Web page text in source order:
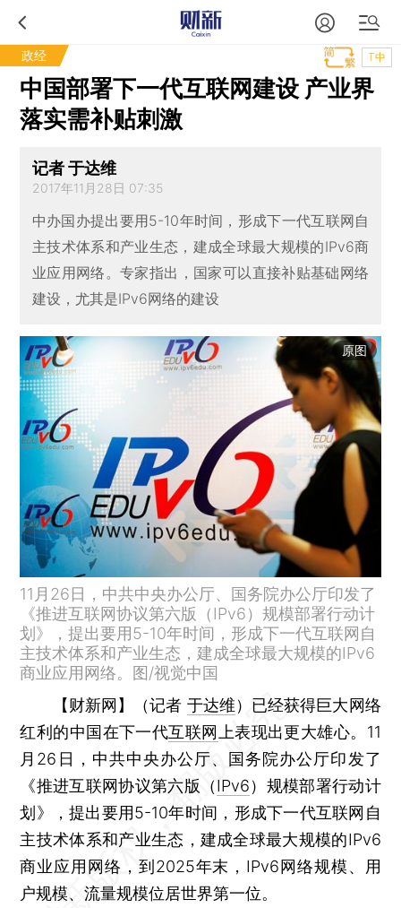
政经 T中
中国部署下一代互联网建设 产业界
落实需补贴刺激
记者 于达维
2017年11月28日 07:35
中办国办提出要用5-10年时间，形成下一代互联网自
主技术体系和产业生态，建成全球最大规模的IPv6商
业应用网络。专家指出，国家可以直接补贴基础网络
建设，尤其是IPv6网络的建设
原图
11月26日，中共中央办公厅、国务院办公厅印发了
《推进互联网协议第六版（IPv6）规模部署行动计
划》，提出要用5-10年时间，形成下一代互联网自
主技术体系和产业生态，建成全球最大规模的IPv6
商业应用网络。图/视觉中国
【财新网】（记者 于达维） 已经获得巨大网络
红利的中国在下一代互联网 上表现出更大雄心。11
月26日，中共中央办公厅、国务院办公厅印发了
《推进互联网协议第六版（IPv6）规模部署行动计
划》，提出要用5-10年时间，形成下一代互联网自
主技术体系和产业生态，建成全球最大规模的IPv6
商业应用网络，到2025年末，IPv6网络规模、用
户规模、流量规模位居世界第一位。